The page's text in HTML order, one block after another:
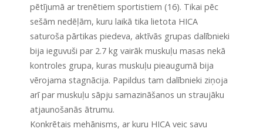
pētījumā ar trenētiem sportistiem (16). Tikai pēc
sešām nedēļām, kuru laikā tika lietota HICA
saturoša pārtikas piedeva, aktīvās grupas dalībnieki
bija ieguvuši par 2.7 kg vairāk muskuļu masas nekā
kontroles grupa, kuras muskuļu pieaugumā bija
vērojama stagnācija. Papildus tam dalībnieki ziņoja
arī par muskuļu sāpju samazināšanos un straujāku
atjaunošanās ātrumu.
Konkrētais mehānisms, ar kuru HICA veic savu